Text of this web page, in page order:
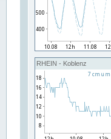
RHEIN - Koblenz